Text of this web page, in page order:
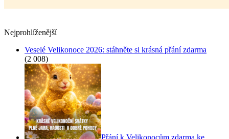
Nejprohlíženější
Veselé Velikonoce 2026: stáhněte si krásná přání zdarma
(2 008)
Přání k Velikonocům zdarma ke